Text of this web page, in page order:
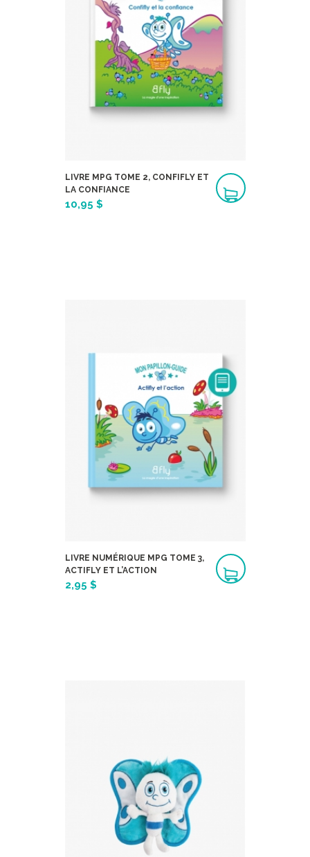
LIVRE MPG TOME 2, CONFIFLY ET
LA CONFIANCE
10,95 $
LIVRE NUMÉRIQUE MPG TOME 3,
ACTIFLY ET L’ACTION
2,95 $